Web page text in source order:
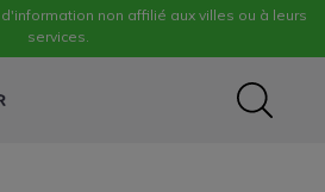
non affilié aux villes ou à leurs
services.